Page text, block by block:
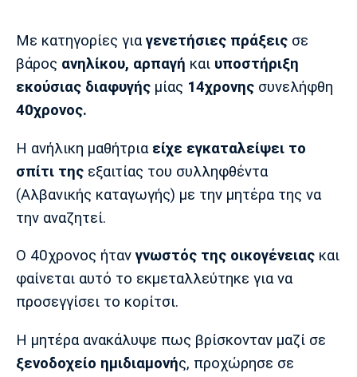
Πολιτισμός
Τραγούδια
Cine Spot
Running
Media
Παρασκήνιο
Πρόγραμμα TV
Ιωνικός Κηφισιά Πανσερραϊκός
Μπαρτσελόνα
Ρεάλ
Μαδρίτης
Ατλέτικο
Μαδρίτης
Μάντσεστερ
Γιουνάιτεντ
Τσέλσι
Λίβερπουλ
Μάντσεστερ
Γιουβέντους
Με κατηγορίες γιαγενετήσιες πράξεις σε
βάρος ανηλίκου, αρπαγή και υποστήριξη
εκούσιας διαφυγής μίας 14χρονης συνελήφθη
40χρονος.
Η ανήλικη μαθήτρια είχε εγκαταλείψει το
σπίτι της εξαιτίας του συλληφθέντα
(Αλβανικής καταγωγής) με την μητέρα της να
την αναζητεί.
Ο 40χρονος ήτανγνωστός της οικογένειας και
φαίνεται αυτό το εκμεταλλεύτηκε για να
προσεγγίσει το κορίτσι.
Η μητέρα ανακάλυψε πως βρίσκονταν μαζί σε
ξενοδοχείο ημιδιαμονής, προχώρησε σε